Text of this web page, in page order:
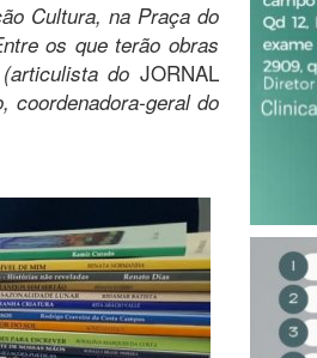
Cultura, na Praça do
os que terão obras
do JORNAL
coordenadora-geral do